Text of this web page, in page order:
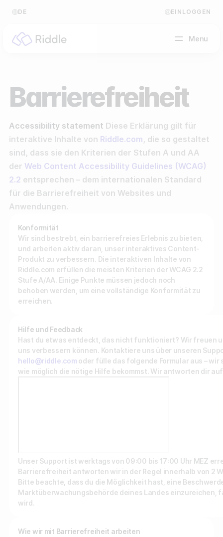
DE EINLOGGEN
Menu
Quiz erstellen
Persönlichkeitstest erstellen
Umfrage / Abstimmung erstellen
Formular erstellen
Tippspiel erstellen
Leaderboard erstellen
Minigame erstellen
Story erstellen
NACH BRANCHE
Für Publisher
Für Agenturen
Für Brands
Für Sport-Teams & Ligen
Sammle Zero-Party-Daten
Steigere dein User-Engagement
Verstehe dein Publikum besser
Hilfe Center
Blog
Video Akademie
Über uns
Reviews
API Dokumentation
Custom-Code Beispiele
Kontaktiere uns
Demo buchen
Für Newsletter anmelden
Barrierefreiheit
Accessibility statement Diese Erklärung gilt für
interaktive Inhalte von Riddle.com, die so gestaltet
sind, dass sie den Kriterien der Stufen A und AA
der Web Content Accessibility Guidelines (WCAG)
2.2 entsprechen – dem internationalen Standard
für die Barrierefreiheit von Websites und
Anwendungen.
Konformität
Wir sind bestrebt, ein barrierefreies Erlebnis zu bieten,
und arbeiten aktiv daran, unser interaktives Content-
Produkt zu verbessern. Die interaktiven Inhalte von
Riddle.com erfüllen die meisten Kriterien der WCAG 2.2
Stufe A/AA. Einige Punkte müssen jedoch noch
behoben werden, um eine vollständige Konformität zu
erreichen.
Hilfe und Feedback
Hast du etwas entdeckt, das nicht funktioniert? Wir freuen
uns verbessern können. Kontaktiere uns über unseren
hello@riddle.com oder fülle das folgende Formular aus –
wie möglich die nötige Hilfe bekommst. Wir antworten dir
Unser Support ist werktags von 09:00 bis 17:00 Uhr MEZ
Barrierefreiheit antworten wir in der Regel innerhalb von 2
Bitte beachte, dass du die Möglichkeit hast, eine
Marktüberwachungsbehörde deines Landes einzureichen,
wird.
Wie wir mit Barrierefreiheit arbeiten